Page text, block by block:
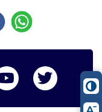
Instagram
Logo YoutubeLogo